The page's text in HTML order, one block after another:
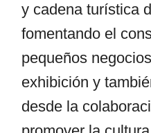
y cadena turística
fomentando el
pequeños
exhibición y
desde la